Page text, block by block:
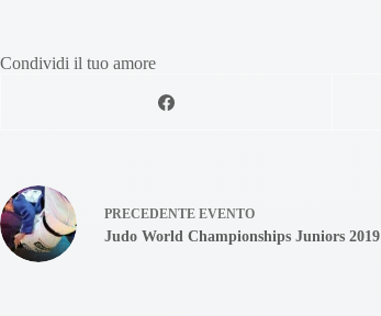
Condividi il tuo amore
PRECEDENTE EVENTO
Judo World Championships Juniors 2019